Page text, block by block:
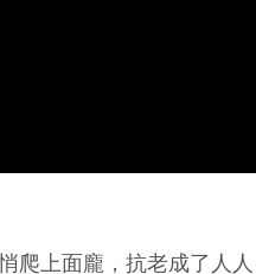
爬上面龐，抗老成了人人